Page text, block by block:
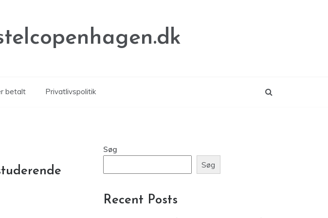
betalt Privatlivspolitik
Søg
Søg
Recent Posts